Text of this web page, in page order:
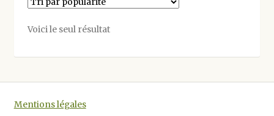
Voici le seul résultat
Mentions légales